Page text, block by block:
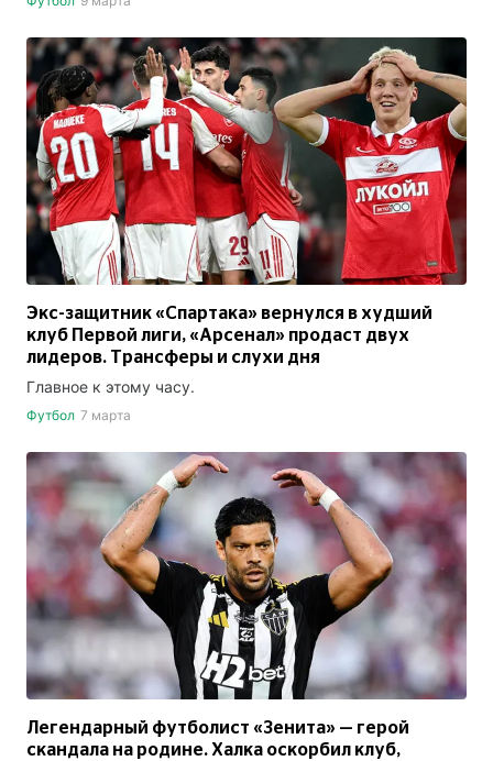
Экс-защитник «Спартака» вернулся в худший
клуб Первой лиги, «Арсенал» продаст двух
лидеров. Трансферы и слухи дня
Главное к этому часу.
Футбол 7 марта
Легендарный футболист «Зенита» — герой
скандала на родине. Халка оскорбил клуб,